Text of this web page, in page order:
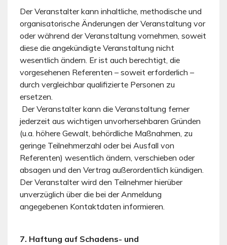
Der Veranstalter kann inhaltliche, methodische und
organisatorische Änderungen der Veranstaltung vor
oder während der Veranstaltung vornehmen, soweit
diese die angekündigte Veranstaltung nicht
wesentlich ändern. Er ist auch berechtigt, die
vorgesehenen Referenten – soweit erforderlich –
durch vergleichbar qualifizierte Personen zu
ersetzen.
Der Veranstalter kann die Veranstaltung ferner
jederzeit aus wichtigen unvorhersehbaren Gründen
(u.a. höhere Gewalt, behördliche Maßnahmen, zu
geringe Teilnehmerzahl oder bei Ausfall von
Referenten) wesentlich ändern, verschieben oder
absagen und den Vertrag außerordentlich kündigen.
Der Veranstalter wird den Teilnehmer hierüber
unverzüglich über die bei der Anmeldung
angegebenen Kontaktdaten informieren.
7. Haftung auf Schadens- und